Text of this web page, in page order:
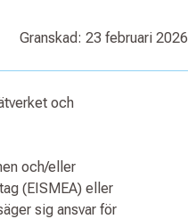
Granskad: 23 februari 2026
och
och/eller
(EISMEA) eller
sig ansvar för